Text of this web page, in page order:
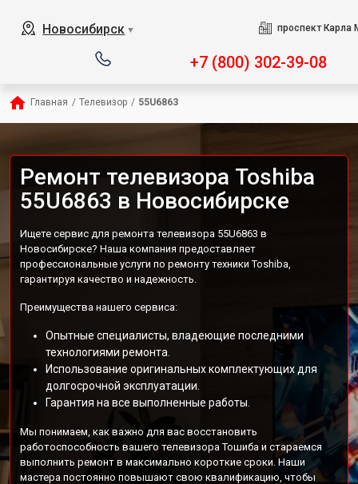
Новосибирск ▼ проспект Карла
+7 (800) 302-39-08
Главная / Телевизор / 55U6863
Ремонт телевизора Toshiba
55U6863 в Новосибирске
Ищете сервис для ремонта телевизора 55U6863 в
Новосибирске? Наша компания предоставляет
профессиональные услуги по ремонту техники Toshiba,
гарантируя качество и надежность.
Преимущества нашего сервиса:
Опытные специалисты, владеющие последними
технологиями ремонта.
Использование оригинальных комплектующих для
долгосрочной эксплуатации.
Гарантия на все выполненные работы.
Мы понимаем, как важно для вас восстановить
работоспособность вашего телевизора Тошиба и стараемся
выполнить ремонт в максимально короткие сроки. Наши
мастера постоянно повышают свою квалификацию, чтобы